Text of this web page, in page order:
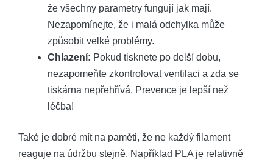
že všechny parametry fungují jak mají.
Nezapomínejte, že i malá odchylka může
způsobit velké problémy.
Chlazení: Pokud tisknete po delší dobu,
nezapomeňte zkontrolovat ventilaci a zda se
tiskárna nepřehřívá. Prevence je lepší než
léčba!
Také je dobré mít na paměti, že ne každý filament
reaguje na údržbu stejně. Například PLA je relativně